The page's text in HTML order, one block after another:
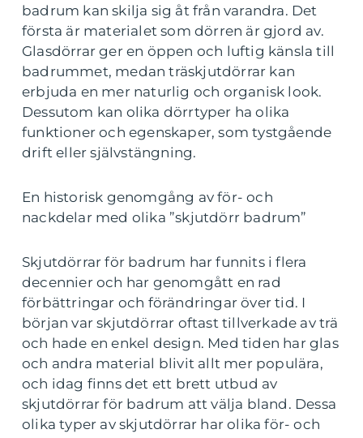
badrum kan skilja sig åt från varandra. Det
första är materialet som dörren är gjord av.
Glasdörrar ger en öppen och luftig känsla till
badrummet, medan träskjutdörrar kan
erbjuda en mer naturlig och organisk look.
Dessutom kan olika dörrtyper ha olika
funktioner och egenskaper, som tystgående
drift eller självstängning.
En historisk genomgång av för- och
nackdelar med olika ”skjutdörr badrum”
Skjutdörrar för badrum har funnits i flera
decennier och har genomgått en rad
förbättringar och förändringar över tid. I
början var skjutdörrar oftast tillverkade av trä
och hade en enkel design. Med tiden har glas
och andra material blivit allt mer populära,
och idag finns det ett brett utbud av
skjutdörrar för badrum att välja bland. Dessa
olika typer av skjutdörrar har olika för- och